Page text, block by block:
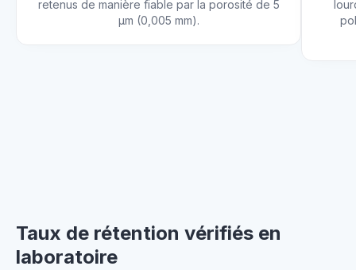
retenus de manière fiable par la porosité de 5
µm (0,005 mm).
Taux de rétention vérifiés en
laboratoire